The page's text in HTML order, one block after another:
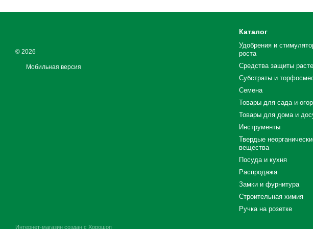
© 2026
Мобильная версия
Интернет-магазин создан с Хорошоп
Каталог
Удобрения и
роста
Средства защиты
Субстраты и
Семена
Товары для сада и
Товары для дома и
Инструменты
Твердые
вещества
Посуда и кухня
Распродажа
Замки и фурнитура
Строительная химия
Ручка на розетке